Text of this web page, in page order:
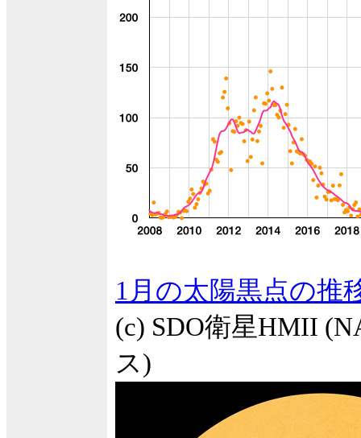
1月の太陽黒点の推
(c) SDO衛星HMII
ス)